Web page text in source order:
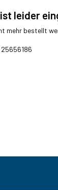
leider
mehr bestellt
25656186